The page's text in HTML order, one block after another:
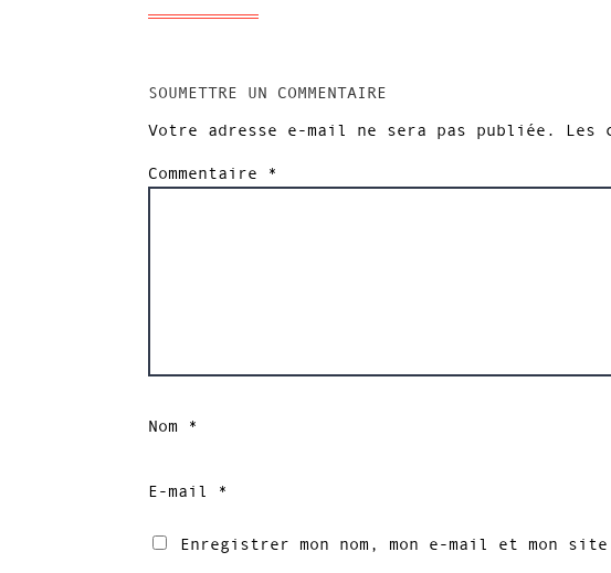
SOUMETTRE UN COMMENTAIRE
Votre adresse e-mail ne sera pas publiée.
Les
Commentaire *
Nom *
E-mail *
Enregistrer mon nom, mon e-mail et mon